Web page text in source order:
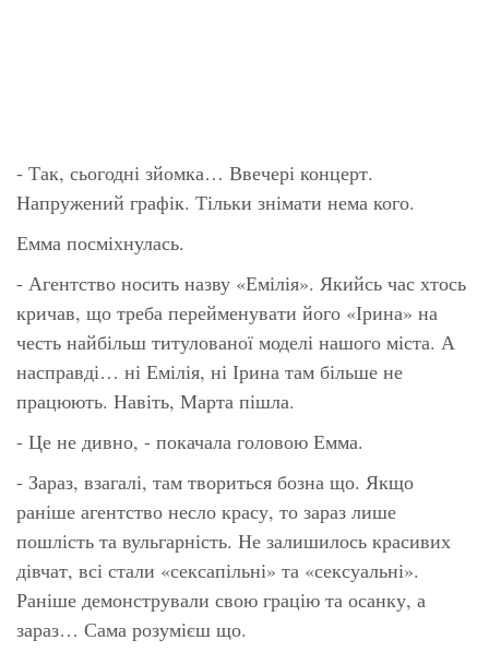
- Так, сьогодні зйомка… Ввечері концерт.
Напружений графік. Тільки знімати нема кого.
Емма посміхнулась.
- Агентство носить назву «Емілія». Якийсь час хтось
кричав, що треба перейменувати його «Ірина» на
честь найбільш титулованої моделі нашого міста. А
насправді… ні Емілія, ні Ірина там більше не
працюють. Навіть, Марта пішла.
- Це не дивно, - покачала головою Емма.
- Зараз, взагалі, там твориться бозна що. Якщо
раніше агентство несло красу, то зараз лише
пошлість та вульгарність. Не залишилось красивих
дівчат, всі стали «сексапільні» та «сексуальні».
Раніше демонстрували свою грацію та осанку, а
зараз… Сама розумієш що.